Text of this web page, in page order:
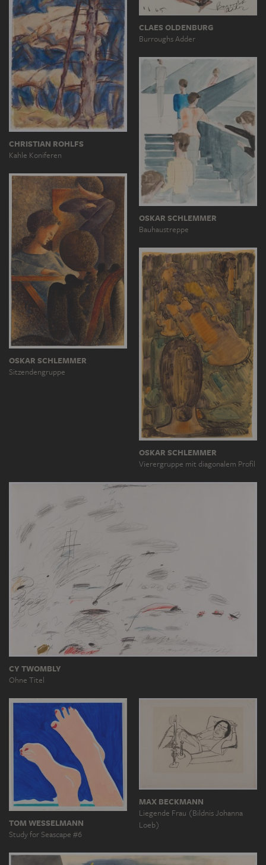
CLAES OLDENBURG
Burroughs Adder
CHRISTIAN ROHLFS
Kahle Koniferen
OSKAR SCHLEMMER
Bauhaustreppe
OSKAR SCHLEMMER
Sitzendengruppe
OSKAR SCHLEMMER
Vierergruppe mit diagonalem Profil
CY TWOMBLY
Ohne Titel
TOM WESSELMANN
Study for Seascape #6
MAX BECKMANN
Liegende Frau (Bildnis Johanna
Loeb)